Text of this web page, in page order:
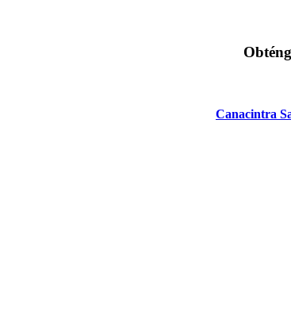
Canacintra